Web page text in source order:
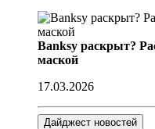
Banksy раскрыт?
маской
17.03.2026
Дайджест новостей